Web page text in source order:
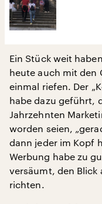
Ein Stück weit
heute auch mit den
einmal riefen. Der
habe dazu geführt,
Jahrzehnten
worden seien,
dann jeder im Kopf
Werbung habe zu
versäumt, den Blick
richten.